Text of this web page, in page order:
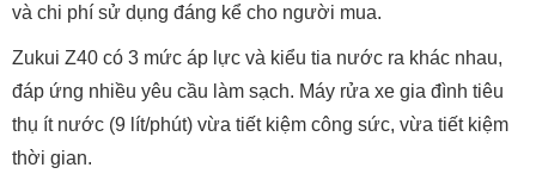
và chi phí sử dụng đáng kể cho người mua.
Zukui Z40 có 3 mức áp lực và kiểu tia nước ra khác nhau,
đáp ứng nhiều yêu cầu làm sạch. Máy rửa xe gia đình tiêu
thụ ít nước (9 lít/phút) vừa tiết kiệm công sức, vừa tiết kiệm
thời gian.